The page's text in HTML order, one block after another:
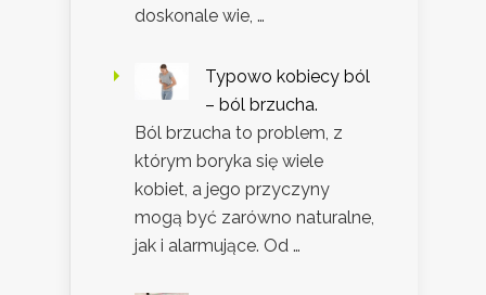
doskonale wie, …
Typowo kobiecy ból
– ból brzucha.
Ból brzucha to problem, z
którym boryka się wiele
kobiet, a jego przyczyny
mogą być zarówno naturalne,
jak i alarmujące. Od …